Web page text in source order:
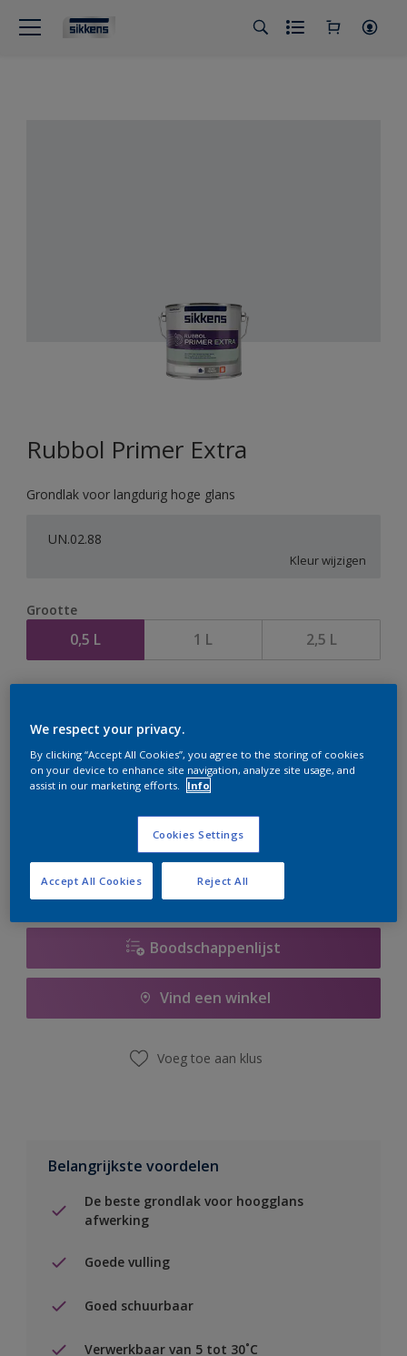
Rubbol Primer Extra
Grondlak voor langdurig hoge glans
UN.02.88
Kleur wijzigen
Grootte
0,5 L 1 L 2,5 L
Op dit moment is het niet mogelijk dit product online
te bestellen. Houd de website in de gaten, we werken
er hard aan om de voorraad aan te vullen.
Boodschappenlijst
Vind een winkel
Voeg toe aan klus
Belangrijkste voordelen
De beste grondlak voor hoogglans
afwerking
Goede vulling
Goed schuurbaar
Verwerkbaar van 5 tot 30˚C
We respect your privacy.
By clicking “Accept All Cookies”, you agree to the storing of cookies
on your device to enhance site navigation, analyze site usage, and
assist in our marketing efforts.
Info
Cookies Settings
Reject All
Accept All Cookies